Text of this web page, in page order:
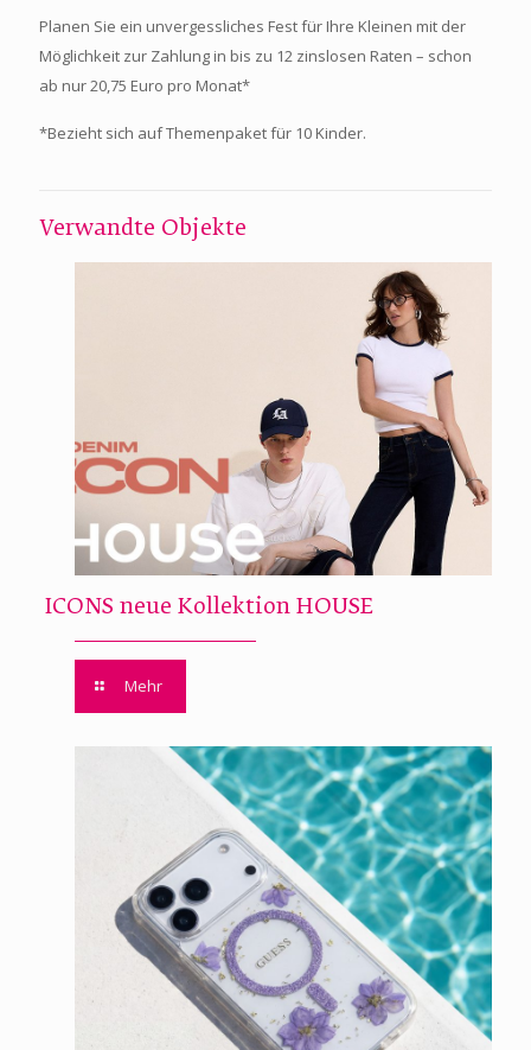
Planen Sie ein unvergessliches Fest für Ihre Kleinen mit der
Möglichkeit zur Zahlung in bis zu 12 zinslosen Raten – schon
ab nur 20,75 Euro pro Monat*
*Bezieht sich auf Themenpaket für 10 Kinder.
Verwandte Objekte
ICONS neue Kollektion HOUSE
Mehr